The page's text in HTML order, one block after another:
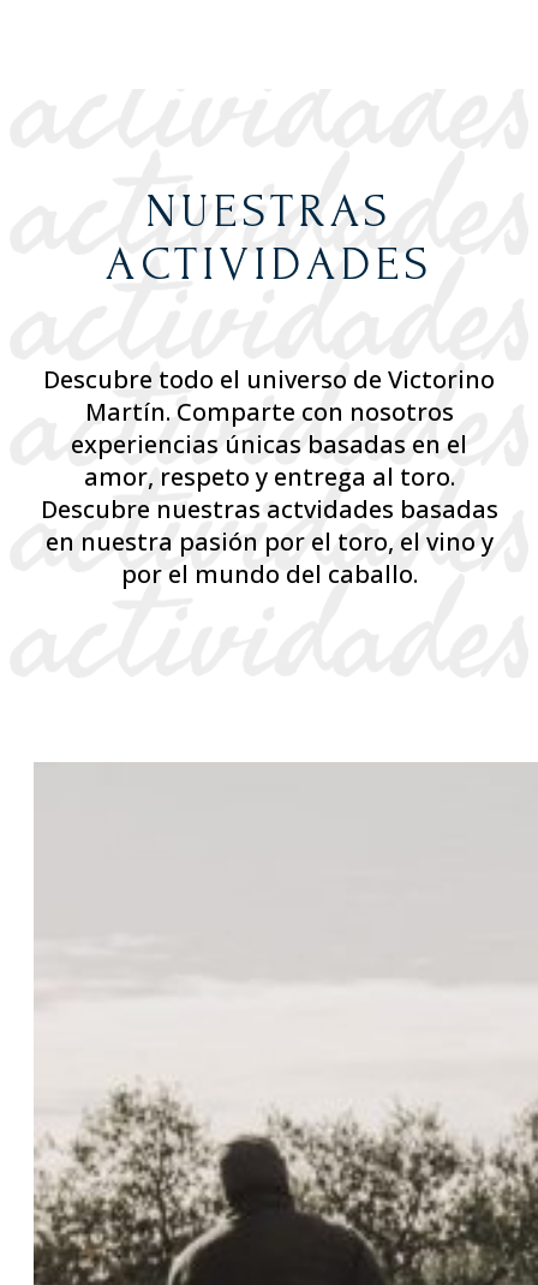
NUESTRAS
ACTIVIDADES
Descubre todo el universo de Victorino
Martín. Comparte con nosotros
experiencias únicas basadas en el
amor, respeto y entrega al toro.
Descubre nuestras actvidades basadas
en nuestra pasión por el toro, el vino y
por el mundo del caballo.